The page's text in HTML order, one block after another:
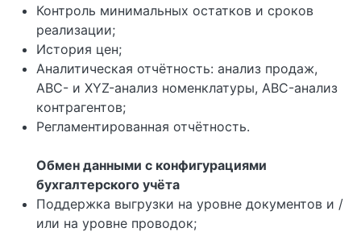
Контроль минимальных остатков и сроков
реализации;
История цен;
Аналитическая отчётность: анализ продаж,
ABC- и XYZ-анализ номенклатуры, ABC-анализ
контрагентов;
Регламентированная отчётность.
Обмен данными с конфигурациями
бухгалтерского учёта
Поддержка выгрузки на уровне документов и /
или на уровне проводок;